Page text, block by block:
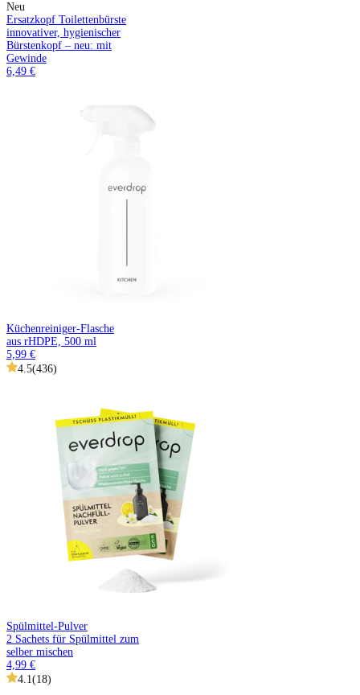
Neu
Ersatzkopf Toilettenbürste
innovativer, hygienischer
Bürstenkopf – neu: mit
Gewinde
6,49 €
Küchenreiniger-Flasche
aus rHDPE, 500 ml
5,99 €
4.5(436)
Spülmittel-Pulver
2 Sachets für Spülmittel zum
selber mischen
4,99 €
4.1(18)